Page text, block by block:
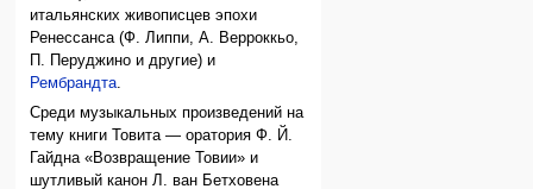
итальянских живописцев эпохи
Ренессанса (Ф. Липпи, А. Верроккьо,
П. Перуджино и другие) и
Рембрандта
Среди музыкальных произведений на
тему книги Товита — оратория Ф. Й.
Гайдна «Возвращение Товии» и
шутливый канон Л. ван Бетховена